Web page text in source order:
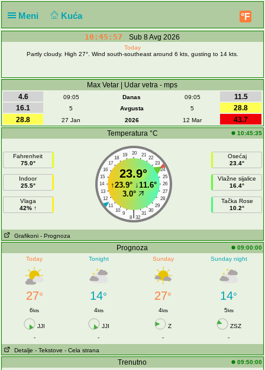
Meni Kuća °F
10:45:57 Sub 8 Avg 2026
Today
Partly cloudy. High 27°. Wind south-southeast around 6 kts, gusting to 14 kts.
Max Vetar | Udar vetra - mps
4.6
09:05 Danas 09:05
11.5
16.1
5 Avgusta 5
28.8
28.8
27 Jan 2026 12 Mar
43.7
Temperatura °C
10:45:35
Fahrenheit
75.0°
Indoor
25.5°
Vlaga
42% ↑
20
19 21
18
22
17
23
16
24
15
25
14
26
13
27
12
28
11
29
10
30
9 31
|
8 32
23.9°
↑23.9°↓11.6°
3.0°
Osećaj
23.4°
Vlažne sijalice
16.4°
Tačka Rose
10.2°
Grafikoni - Prognoza
Prognoza
09:00:00
Today
Tonight Sunday Sunday night
27° 14° 27° 14°
6kts 4kts 4kts 5kts
JJI JJI Z
ZSZ
-
- -
-
Detalje - Tekstove - Cela strana
Trenutno 09:50:00